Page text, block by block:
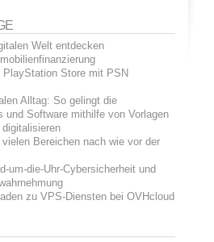
Welt entdecken
Store mit PSN
Alltag: So gelingt die
und Software mithilfe von Vorlagen
Bereichen nach wie vor der
um-die-Uhr-Cybersicherheit und
zu VPS-Diensten bei OVHcloud